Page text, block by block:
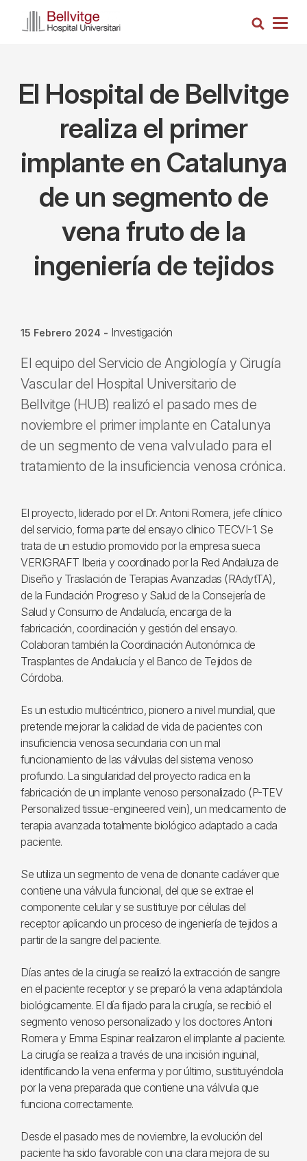
Busca
El Hospital de Bellvitge
realiza el primer
implante en Catalunya
de un segmento de
vena fruto de la
ingeniería de tejidos
15 Febrero 2024 - Investigación
El equipo del Servicio de Angiología y Cirugía
Vascular del Hospital Universitario de
Bellvitge (HUB) realizó el pasado mes de
noviembre el primer implante en Catalunya
de un segmento de vena valvulado para el
tratamiento de la insuficiencia venosa crónica.
El proyecto, liderado por el Dr. Antoni Romera, jefe clínico
del servicio, forma parte del ensayo clínico TECVI-1. Se
trata de un estudio promovido por la empresa sueca
VERIGRAFT Iberia y coordinado por la Red Andaluza de
Diseño y Traslación de Terapias Avanzadas (RAdytTA),
de la Fundación Progreso y Salud de la Consejería de
Salud y Consumo de Andalucía, encarga de la
fabricación, coordinación y gestión del ensayo.
Colaboran también la Coordinación Autonómica de
Trasplantes de Andalucía y el Banco de Tejidos de
Córdoba.
Es un estudio multicéntrico, pionero a nivel mundial, que
pretende mejorar la calidad de vida de pacientes con
insuficiencia venosa secundaria con un mal
funcionamiento de las válvulas del sistema venoso
profundo. La singularidad del proyecto radica en la
fabricación de un implante venoso personalizado (P-TEV
Personalized tissue-engineered vein), un medicamento de
terapia avanzada totalmente biológico adaptado a cada
paciente.
Se utiliza un segmento de vena de donante cadáver que
contiene una válvula funcional, del que se extrae el
componente celular y se sustituye por células del
receptor aplicando un proceso de ingeniería de tejidos a
partir de la sangre del paciente.
Días antes de la cirugía se realizó la extracción de sangre
en el paciente receptor y se preparó la vena adaptándola
biológicamente. El día fijado para la cirugía, se recibió el
segmento venoso personalizado y los doctores Antoni
Romera y Emma Espinar realizaron el implante al paciente.
La cirugía se realiza a través de una incisión inguinal,
identificando la vena enferma y por último, sustituyéndola
por la vena preparada que contiene una válvula que
funciona correctamente.
Desde el pasado mes de noviembre, la evolución del
paciente ha sido favorable con una clara mejora de su